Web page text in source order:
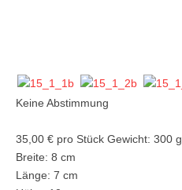
Keine Abstimmung
35,00 € pro Stück Gewicht: 300 g
Breite: 8 cm
Länge: 7 cm